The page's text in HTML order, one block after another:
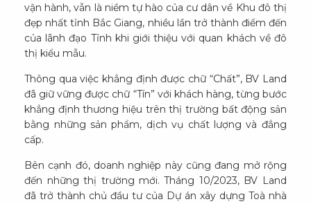
vận hành, vẫn là niềm tự hào của cư dân về Khu đô thị
đẹp nhất tỉnh Bắc Giang, nhiều lần trở thành điểm đến
của lãnh đạo Tỉnh khi giới thiệu với quan khách về đô
thị kiểu mẫu.
Thông qua việc khẳng định được chữ “Chất”, BV Land
đã giữ vững được chữ “Tín” với khách hàng, từng bước
khẳng định thương hiệu trên thị trường bất động sản
bằng những sản phẩm, dịch vụ chất lượng và đẳng
cấp.
Bên cạnh đó, doanh nghiệp này cũng đang mở rộng
đến những thị trường mới. Tháng 10/2023, BV Land
đã trở thành chủ đầu tư của Dự án xây dựng Toà nhà